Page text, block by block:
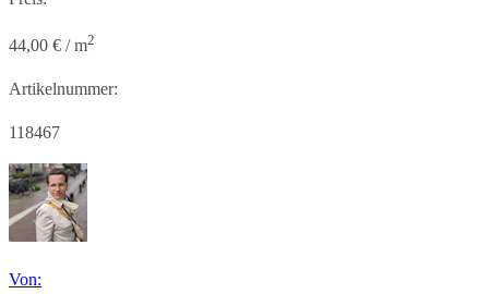
44,00 € / m2
Artikelnummer:
118467
Von: